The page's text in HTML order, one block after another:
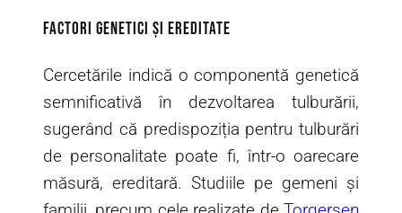
Factori Genetici și Ereditate
Cercetările indică o componentă genetică
semnificativă în dezvoltarea tulburării,
sugerând că predispoziția pentru tulburări
de personalitate poate fi, într-o oarecare
măsură, ereditară. Studiile pe gemeni și